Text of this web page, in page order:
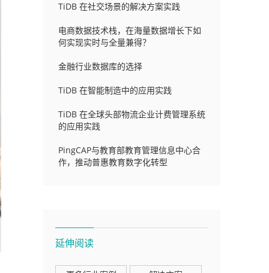
TiDB 在社交场景的解决方案实践
电商数据技术栈，在海量数据增长下如
何实现实时与全量兼得？
金融行业数据库的选择
TiDB 在智能制造中的应用实践
TiDB 在全球头部物流企业计费管理系统
的应用实践
PingCAP与教育部教育管理信息中心合
作，推动普惠教育数字化转型
延伸阅读